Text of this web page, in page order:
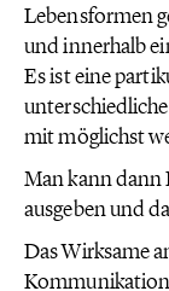
Lebensformen
und innerhalb
Es ist eine
mit möglichst
Man kann dann
ausgeben und
Das Wirksame